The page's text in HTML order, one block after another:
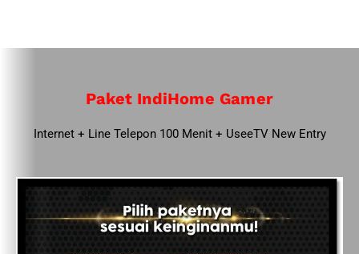
Paket IndiHome Gamer
Internet + Line Telepon 100 Menit + UseeTV New Entry